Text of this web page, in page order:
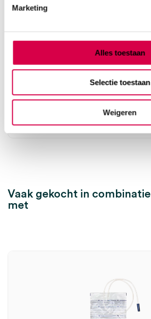
Marketing
Alles toestaan
Selectie toestaan
Weigeren
SERVOPRAX
10 stuks, CH 20, latex-foley
Vaak gekocht in combinatie
met